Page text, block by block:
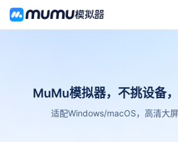
MuMu模拟器，不挑设备，
适配Windows/macOS，高清大